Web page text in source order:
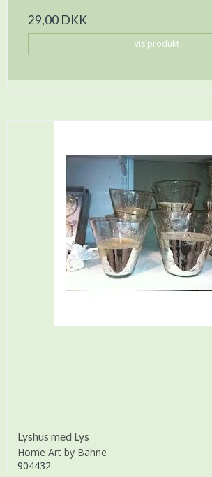
29,00 DKK
Vis produkt
Lyshus med Lys
Home Art by Bahne
904432